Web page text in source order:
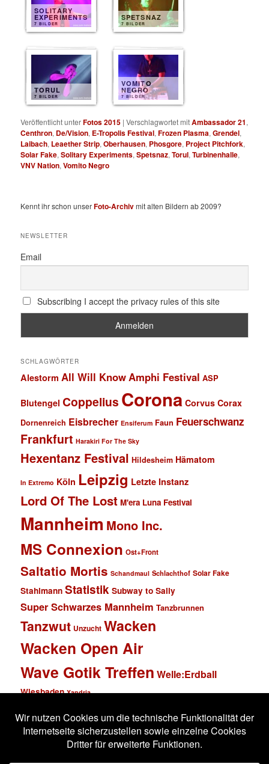
SOLITARY
EXPERIMENTS
7 BILDER
SPETSNAZ
7 BILDER
TORUL
7 BILDER
VOMITO
NEGRO
7 BILDER
Veröffentlicht unterFotos 2015 |Verschlagwortet mitAmbassador 21,
Centhron, De/Vision, E-Tropolis Festival,Frozen Plasma,Grendel,
Laibach, Leaether Strip,Oberhausen, Phosgore, Project Pitchfork,
Solar Fake,Solitary Experiments,Spetsnaz,Torul,Turbinenhalle,
VNV Nation,Vomito Negro
Kennt ihr schon unserFoto-Archivmit alten Bildern ab 2009?
NEWSLETTER
Email
Subscribing I accept the privacy rules of this site
SCHLAGWÖRTER
Alestorm All Will KnowAmphi Festival ASP
Blutengel Coppelius Corona Corvus Corax
Dornenreich Eisbrecher Ensiferum Faun Feuerschwanz
Frankfurt Harakiri For The Sky
Hexentanz Festival Hildesheim Hämatom
In Extremo Köln Leipzig Letzte Instanz
Lord Of The Lost M'era Luna Festival
Mannheim Mono Inc.
MS Connexion Ost+Front
Saltatio Mortis Schandmaul Schlachthof Solar Fake
Stahlmann Statistik Subway to Sally
Super Schwarzes Mannheim Tanzbrunnen
Tanzwut Unzucht Wacken
Wacken Open Air
Wave Gotik Treffen Welle:Erdball
Wiesbaden Xandria
Impressum